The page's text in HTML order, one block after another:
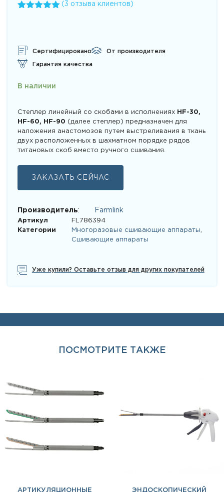
пользователей
(3 отзыва клиентов)
Сертифицировано От производителя
Гарантия качества
В наличии
Степлер линейный со скобами в исполнениях
HF-30,
HF-60, HF-90 (далее степлер) предназначен для
наложения анастомозов путем выстреливания в ткань
двух расположенных в шахматном порядке рядов
титановых скоб вместо ручного сшивания.
ЗАКАЗАТЬ СЕЙЧАС
Производитель: Farmlink
Артикул
FL786394
Категории
Многоразовые сшивающие аппараты
Сшивающие аппараты
Уже купили? Оставьте отзыв для других покупателей
ПОСМОТРИТЕ ТАКЖЕ
АРТИКУЛЯЦИОННЫЕ
ЭНДОСКОПИЧЕСКИЙ